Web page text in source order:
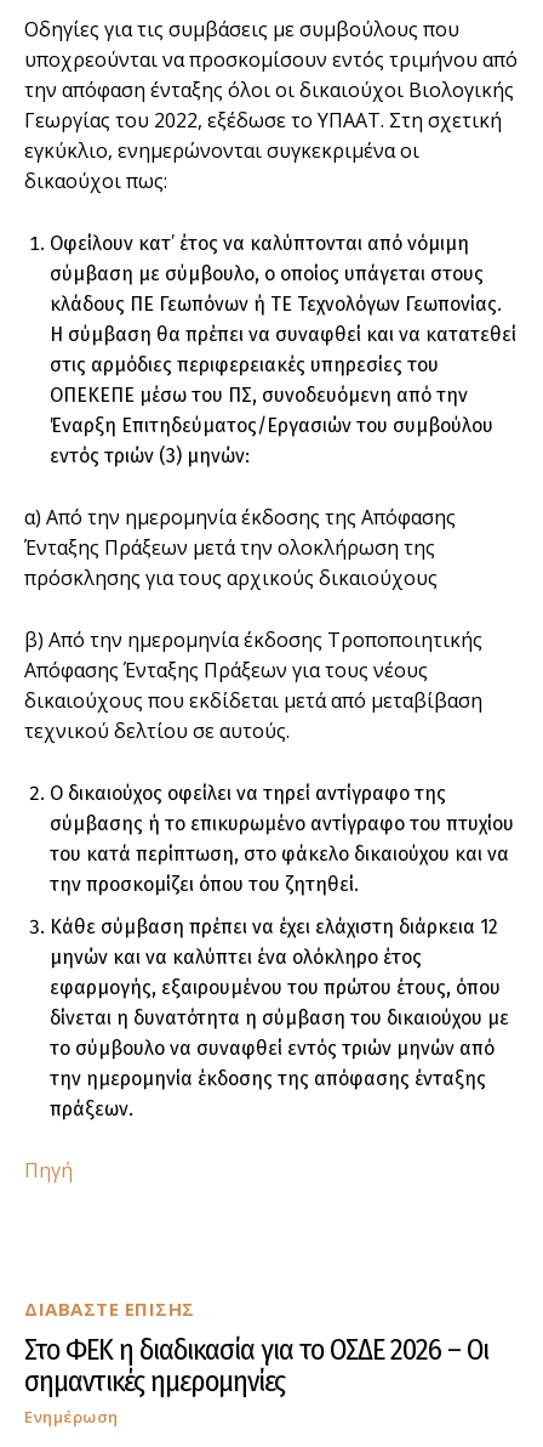
ΔΙΑΒΑΣΤΕ ΕΠΙΣΗΣ
Στο ΦΕΚ η διαδικασία για το ΟΣΔΕ 2026 – Οι
σημαντικές ημερομηνίες
Ενημέρωση
Οδηγίες για τις συµβάσεις µε συµβούλους που
υποχρεούνται να προσκοµίσουν εντός τριµήνου από
την απόφαση ένταξης όλοι οι δικαιούχοι Βιολογικής
Γεωργίας του 2022, εξέδωσε το ΥΠΑΑΤ. Στη σχετική
εγκύκλιο, ενηµερώνονται συγκεκριµένα οι
δικαούχοι πως:
Οφείλουν κατ’ έτος να καλύπτονται από νόµιµη
σύµβαση µε σύµβουλο, ο οποίος υπάγεται στους
κλάδους ΠΕ Γεωπόνων ή ΤΕ Τεχνολόγων Γεωπονίας.
Η σύµβαση θα πρέπει να συναφθεί και να κατατεθεί
στις αρµόδιες περιφερειακές υπηρεσίες του
ΟΠΕΚΕΠΕ µέσω του ΠΣ, συνοδευόµενη από την
Έναρξη Επιτηδεύµατος/Εργασιών του συµβούλου
εντός τριών (3) µηνών:
α) Από την ηµεροµηνία έκδοσης της Απόφασης
Ένταξης Πράξεων µετά την ολοκλήρωση της
πρόσκλησης για τους αρχικούς δικαιούχους
β) Από την ηµεροµηνία έκδοσης Τροποποιητικής
Απόφασης Ένταξης Πράξεων για τους νέους
δικαιούχους που εκδίδεται µετά από µεταβίβαση
τεχνικού δελτίου σε αυτούς.
Ο δικαιούχος οφείλει να τηρεί αντίγραφο της
σύµβασης ή το επικυρωµένο αντίγραφο του πτυχίου
του κατά περίπτωση, στο φάκελο δικαιούχου και να
την προσκοµίζει όπου του ζητηθεί.
Κάθε σύµβαση πρέπει να έχει ελάχιστη διάρκεια 12
µηνών και να καλύπτει ένα ολόκληρο έτος
εφαρµογής, εξαιρουµένου του πρώτου έτους, όπου
δίνεται η δυνατότητα η σύµβαση του δικαιούχου µε
το σύµβουλο να συναφθεί εντός τριών µηνών από
την ηµεροµηνία έκδοσης της απόφασης ένταξης
πράξεων.
Πηγή